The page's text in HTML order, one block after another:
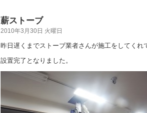
薪ストーブ
2010年3月30日 火曜日
昨日遅くまでストーブ業者さんが施工をしてくれ
設置完了となりました。